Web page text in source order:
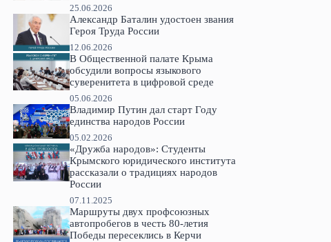
25.06.2026
Александр Баталин удостоен звания
Героя Труда России
12.06.2026
В Общественной палате Крыма
обсудили вопросы языкового
суверенитета в цифровой среде
05.06.2026
Владимир Путин дал старт Году
единства народов России
05.02.2026
«Дружба народов»: Студенты
Крымского юридического института
рассказали о традициях народов
России
07.11.2025
Маршруты двух профсоюзных
автопробегов в честь 80-летия
Победы пересеклись в Керчи